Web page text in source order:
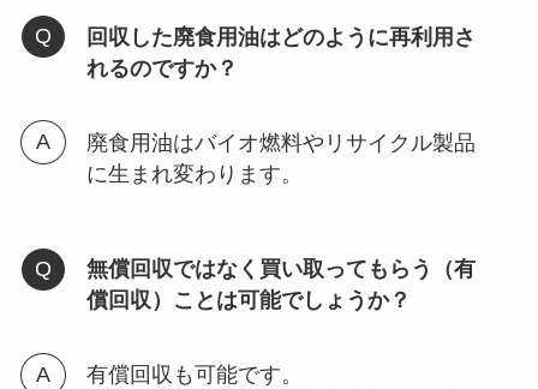
回収した廃食用油はどのように再利用さ
れるのですか？
廃食用油はバイオ燃料やリサイクル製品
に生まれ変わります。
無償回収ではなく買い取ってもらう（有
償回収）ことは可能でしょうか？
有償回収も可能です。